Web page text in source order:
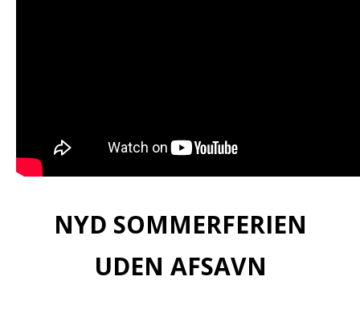
NYD SOMMERFERIEN
UDEN AFSAVN